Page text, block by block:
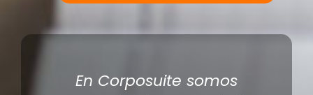
En Corposuite somos